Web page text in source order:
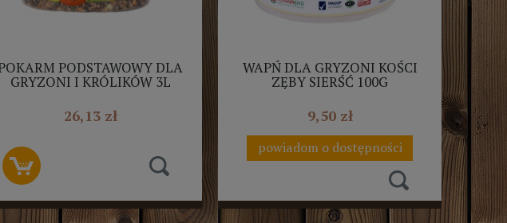
PODSTAWOWY DLA
GRYZONI I KRÓLIKÓW 3L
26,13 zł
WAPŃ DLA GRYZONI KOŚCI
ZĘBY SIERŚĆ 100G
9,50 zł
powiadom o dostępności